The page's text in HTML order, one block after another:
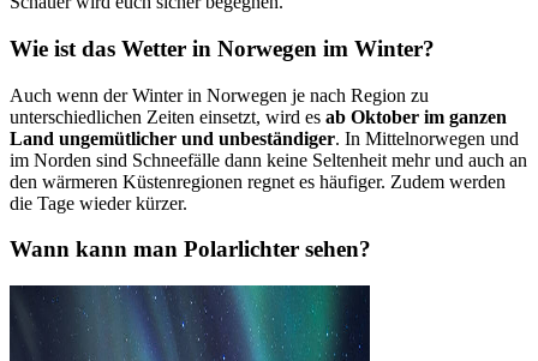
Wie ist das Wetter in Norwegen im Winter?
Auch wenn der Winter in Norwegen je nach Region zu
unterschiedlichen Zeiten einsetzt, wird es ab Oktober im ganzen
Land ungemütlicher und unbeständiger. In Mittelnorwegen und
im Norden sind Schneefälle dann keine Seltenheit mehr und auch an
den wärmeren Küstenregionen regnet es häufiger. Zudem werden
die Tage wieder kürzer.
Wann kann man Polarlichter sehen?